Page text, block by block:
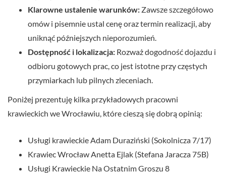
Klarowne ustalenie warunków: Zawsze szczegółowo
omów i pisemnie ustal cenę oraz termin realizacji, aby
uniknąć późniejszych nieporozumień.
Dostępność i lokalizacja: Rozważ dogodność dojazdu i
odbioru gotowych prac, co jest istotne przy częstych
przymiarkach lub pilnych zleceniach.
Poniżej prezentuję kilka przykładowych pracowni
krawieckich we Wrocławiu, które cieszą się dobrą opinią:
Usługi krawieckie Adam Duraziński (Sokolnicza 7/17)
Krawiec Wrocław Anetta Ejlak (Stefana Jaracza 75B)
Usługi Krawieckie Na Ostatnim Groszu 8